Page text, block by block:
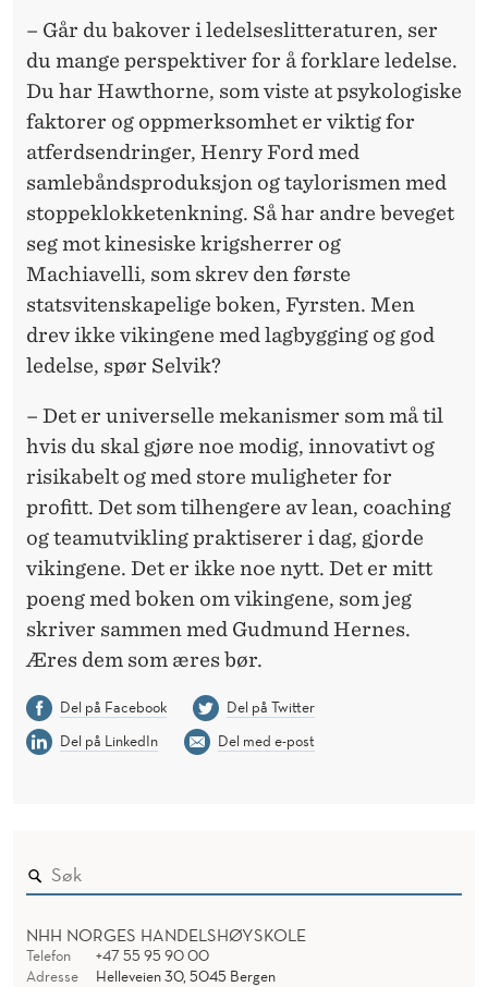
– Går du bakover i ledelseslitteraturen, ser
du mange perspektiver for å forklare ledelse.
Du har Hawthorne, som viste at psykologiske
faktorer og oppmerksomhet er viktig for
atferdsendringer, Henry Ford med
samlebåndsproduksjon og taylorismen med
stoppeklokketenkning. Så har andre beveget
seg mot kinesiske krigsherrer og
Machiavelli, som skrev den første
statsvitenskapelige boken, Fyrsten. Men
drev ikke vikingene med lagbygging og god
ledelse, spør Selvik?
– Det er universelle mekanismer som må til
hvis du skal gjøre noe modig, innovativt og
risikabelt og med store muligheter for
profitt. Det som tilhengere av lean, coaching
og teamutvikling praktiserer i dag, gjorde
vikingene. Det er ikke noe nytt. Det er mitt
poeng med boken om vikingene, som jeg
skriver sammen med Gudmund Hernes.
Æres dem som æres bør.
Del på Facebook
Del på Twitter
Del på LinkedIn
Del med e-post
NHH NORGES HANDELSHØYSKOLE
Telefon
+47 55 95 90 00
Adresse
Helleveien 30, 5045 Bergen